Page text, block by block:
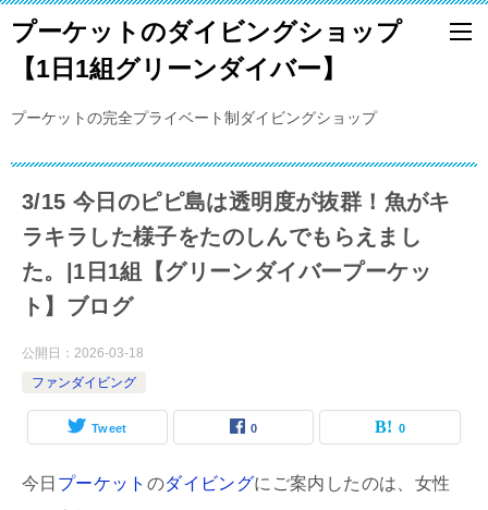
プーケットのダイビングショップ
【1日1組グリーンダイバー】
プーケットの完全プライベート制ダイビングショップ
3/15 今日のピピ島は透明度が抜群！魚がキ
ラキラした様子をたのしんでもらえまし
た。|1日1組【グリーンダイバープーケッ
ト】ブログ
公開日： 2026-03-18
ファンダイビング
Tweet 0 0
今日 プーケット のダイビングにご案内したのは、女性